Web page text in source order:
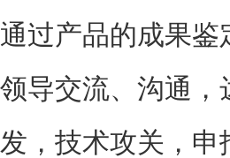
通过产品的成果
领导交流、沟通，
发，技术攻关，申